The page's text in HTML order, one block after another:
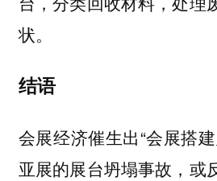
状。
结语
会展经济催生出“会展搭
亚展的展台坍塌事故，或